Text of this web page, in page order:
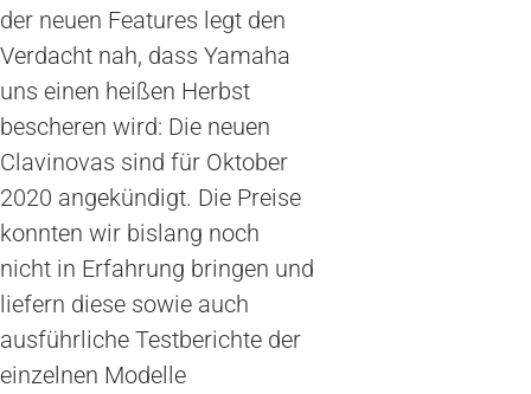
der neuen Features legt den
Verdacht nah, dass Yamaha
uns einen heißen Herbst
bescheren wird: Die neuen
Clavinovas sind für Oktober
2020 angekündigt. Die Preise
konnten wir bislang noch
nicht in Erfahrung bringen und
liefern diese sowie auch
ausführliche Testberichte der
einzelnen Modelle